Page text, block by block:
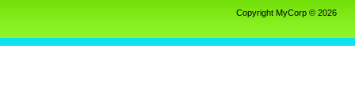
Copyright MyCorp © 2026